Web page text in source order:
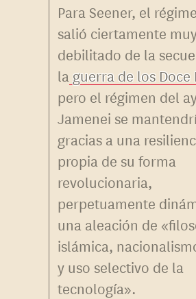
Para Seener, el
salió ciertamente
debilitado de la
la guerra de los Doce
pero el régimen del
Jamenei se
gracias a una
propia de su forma
revolucionaria,
perpetuamente
una aleación de
islámica,
y uso selectivo de la
tecnología».